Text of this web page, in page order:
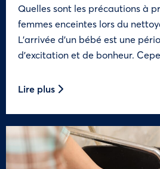
Quelles sont les précautions à
femmes enceintes lors du
L’arrivée d’un bébé est une
d’excitation et de bonheur.
Lire plus